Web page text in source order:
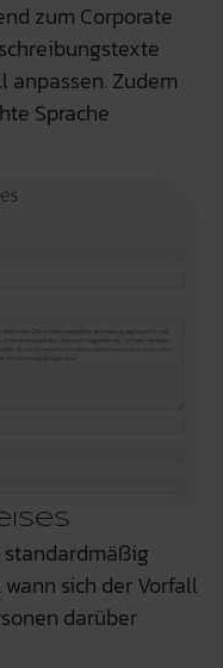
zum Corporate
Zudem
Sprache
sich der Vorfall
darüber